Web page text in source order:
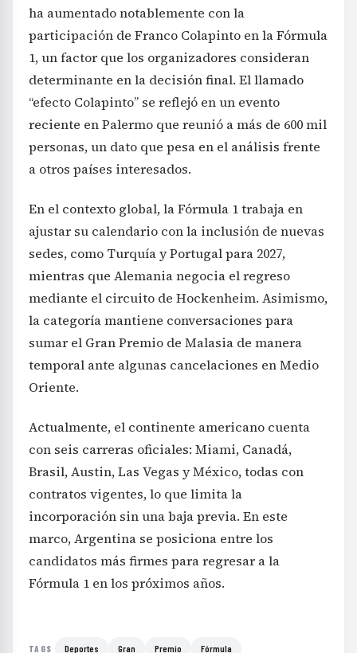
ha aumentado notablemente con la
participación de Franco Colapinto en la Fórmula
1, un factor que los organizadores consideran
determinante en la decisión final. El llamado
“efecto Colapinto” se reflejó en un evento
reciente en Palermo que reunió a más de 600 mil
personas, un dato que pesa en el análisis frente
a otros países interesados.
En el contexto global, la Fórmula 1 trabaja en
ajustar su calendario con la inclusión de nuevas
sedes, como Turquía y Portugal para 2027,
mientras que Alemania negocia el regreso
mediante el circuito de Hockenheim. Asimismo,
la categoría mantiene conversaciones para
sumar el Gran Premio de Malasia de manera
temporal ante algunas cancelaciones en Medio
Oriente.
Actualmente, el continente americano cuenta
con seis carreras oficiales: Miami, Canadá,
Brasil, Austin, Las Vegas y México, todas con
contratos vigentes, lo que limita la
incorporación sin una baja previa. En este
marco, Argentina se posiciona entre los
candidatos más firmes para regresar a la
Fórmula 1 en los próximos años.
TAGS Deportes Gran Premio Fórmula